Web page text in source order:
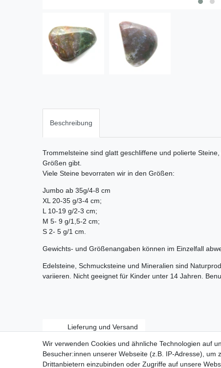
Beschreibung
Trommelsteine sind glatt geschliffene und polierte
Größen gibt.
Viele Steine bevorraten wir in den Größen:
Jumbo ab 35g/4-8 cm
XL 20-35 g/3-4 cm;
L 10-19 g/2-3 cm;
M 5- 9 g/1,5-2 cm;
S 2- 5 g/1 cm.
Gewichts- und Größenangaben können im Einzelfall
Edelsteine, Schmucksteine und Mineralien sind
variieren. Nicht geeignet für Kinder unter 14 Jahren.
Lieferung und Versand
Wir verwenden Cookies und ähnliche Technologien auf
Besucher:innen unserer Webseite (z.B. IP-Adresse),
Drittanbietern einzubinden oder Zugriffe auf unsere